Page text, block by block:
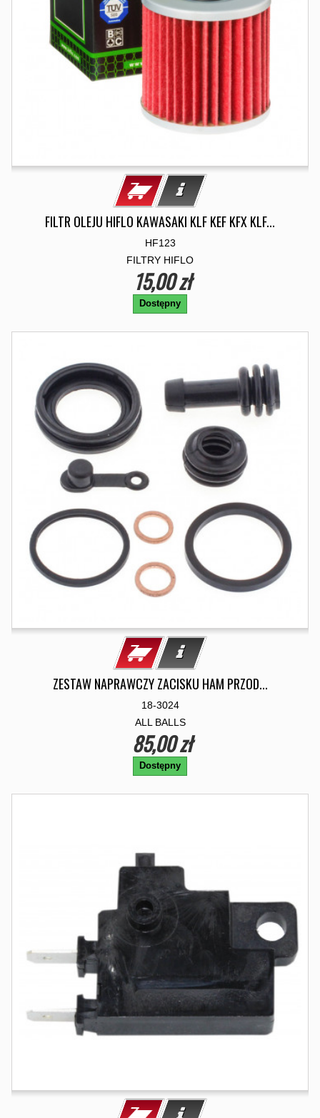
FILTR OLEJU HIFLO KAWASAKI KLF KEF KFX KLF...
HF123
FILTRY HIFLO
15,00 zł
Dostępny
ZESTAW NAPRAWCZY ZACISKU HAM PRZOD...
18-3024
ALL BALLS
85,00 zł
Dostępny